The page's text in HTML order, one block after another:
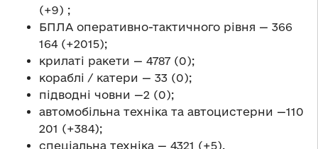
(+9) ;
БПЛА оперативно-тактичного рівня — 366
164 (+2015);
крилаті ракети — 4787 (0);
кораблі / катери — 33 (0);
підводні човни —2 (0);
автомобільна техніка та автоцистерни —110
201 (+384);
спеціальна техніка — 4321 (+5).